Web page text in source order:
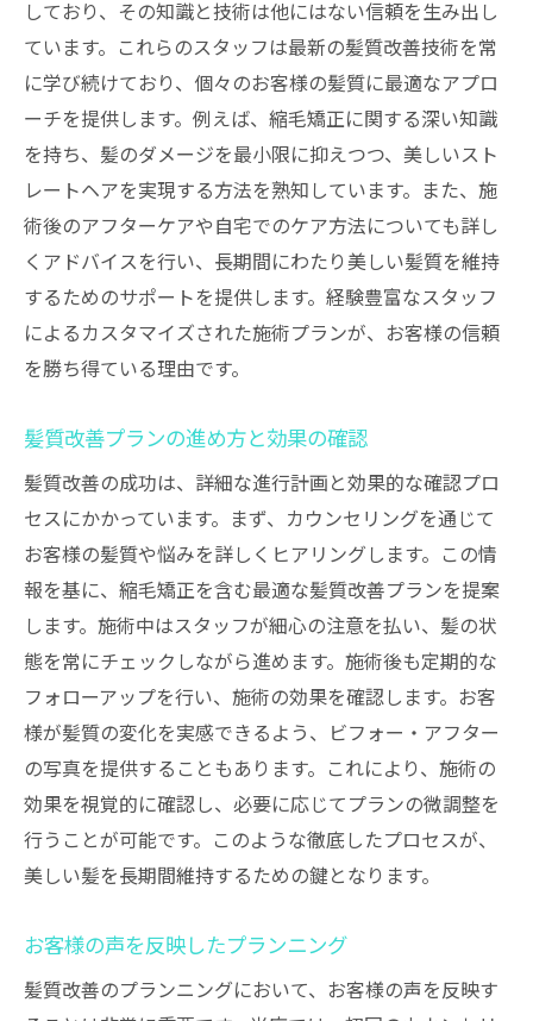
しており、その知識と技術は他にはない信頼を生み出し
ています。これらのスタッフは最新の髪質改善技術を常
に学び続けており、個々のお客様の髪質に最適なアプロ
ーチを提供します。例えば、縮毛矯正に関する深い知識
を持ち、髪のダメージを最小限に抑えつつ、美しいスト
レートヘアを実現する方法を熟知しています。また、施
術後のアフターケアや自宅でのケア方法についても詳し
くアドバイスを行い、長期間にわたり美しい髪質を維持
するためのサポートを提供します。経験豊富なスタッフ
によるカスタマイズされた施術プランが、お客様の信頼
を勝ち得ている理由です。
髪質改善プランの進め方と効果の確認
髪質改善の成功は、詳細な進行計画と効果的な確認プロ
セスにかかっています。まず、カウンセリングを通じて
お客様の髪質や悩みを詳しくヒアリングします。この情
報を基に、縮毛矯正を含む最適な髪質改善プランを提案
します。施術中はスタッフが細心の注意を払い、髪の状
態を常にチェックしながら進めます。施術後も定期的な
フォローアップを行い、施術の効果を確認します。お客
様が髪質の変化を実感できるよう、ビフォー・アフター
の写真を提供することもあります。これにより、施術の
効果を視覚的に確認し、必要に応じてプランの微調整を
行うことが可能です。このような徹底したプロセスが、
美しい髪を長期間維持するための鍵となります。
お客様の声を反映したプランニング
髪質改善のプランニングにおいて、お客様の声を反映す